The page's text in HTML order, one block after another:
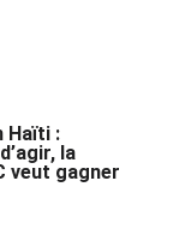
Haïti :
la
veut gagner